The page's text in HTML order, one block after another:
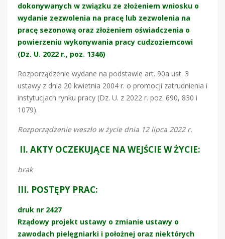
dokonywanych w związku ze złożeniem wniosku o
wydanie zezwolenia na pracę lub zezwolenia na
pracę sezonową oraz złożeniem oświadczenia o
powierzeniu wykonywania pracy cudzoziemcowi
(Dz. U. 2022 r., poz. 1346)
Rozporządzenie wydane na podstawie art. 90a ust. 3
ustawy z dnia 20 kwietnia 2004 r. o promocji zatrudnienia i
instytucjach rynku pracy (Dz. U. z 2022 r. poz. 690, 830 i
1079).
Rozporządzenie weszło w życie dnia 12 lipca 2022 r.
II. AKTY OCZEKUJĄCE NA WEJŚCIE W ŻYCIE:
brak
III. POSTĘPY PRAC:
druk nr 2427
Rządowy projekt ustawy o zmianie ustawy o
zawodach pielęgniarki i położnej oraz niektórych